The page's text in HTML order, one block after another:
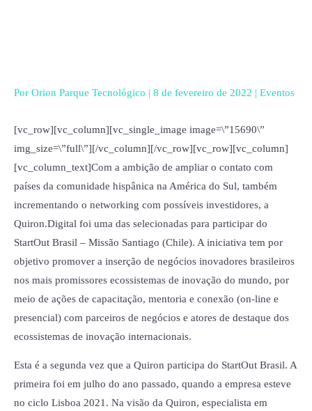
Por Orion Parque Tecnológico | 8 de fevereiro de 2022 | Eventos
[vc_row][vc_column][vc_single_image image=\”15690\”
img_size=\”full\”][/vc_column][/vc_row][vc_row][vc_column]
[vc_column_text]Com a ambição de ampliar o contato com
países da comunidade hispânica na América do Sul, também
incrementando o networking com possíveis investidores, a
Quiron.Digital foi uma das selecionadas para participar do
StartOut Brasil – Missão Santiago (Chile). A iniciativa tem por
objetivo promover a inserção de negócios inovadores brasileiros
nos mais promissores ecossistemas de inovação do mundo, por
meio de ações de capacitação, mentoria e conexão (on-line e
presencial) com parceiros de negócios e atores de destaque dos
ecossistemas de inovação internacionais.
Esta é a segunda vez que a Quiron participa do StartOut Brasil. A
primeira foi em julho do ano passado, quando a empresa esteve
no ciclo Lisboa 2021. Na visão da Quiron, especialista em